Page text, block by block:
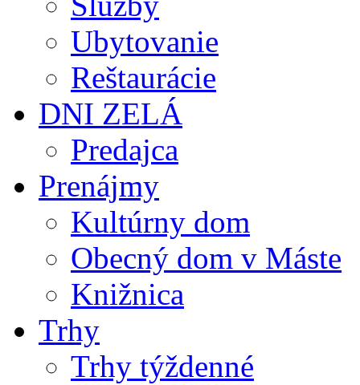
Ubytovanie
Reštaurácie
DNI ZELÁ
Predajca
Prenájmy
Kultúrny dom
Obecný dom v Máste
Knižnica
Trhy
Trhy týždenné